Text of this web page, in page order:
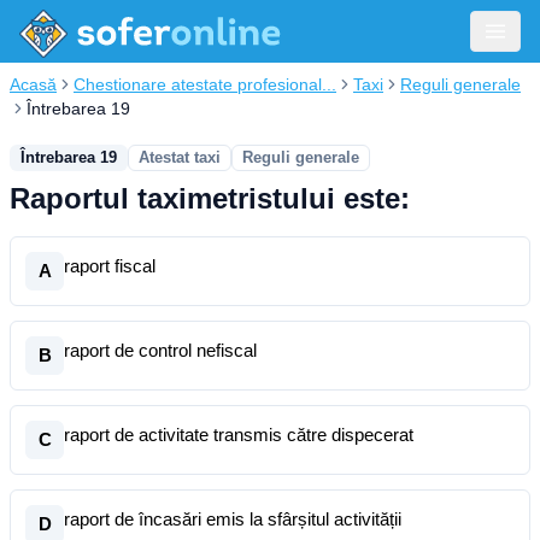
Acasă Chestionare atestate profesional... Taxi
Reguli generale
Întrebarea 19
Întrebarea 19 Atestat taxi Reguli generale
Raportul taximetristului este:
A raport fiscal
B raport de control nefiscal
C raport de activitate transmis către dispecerat
D raport de încasări emis la sfârșitul activității